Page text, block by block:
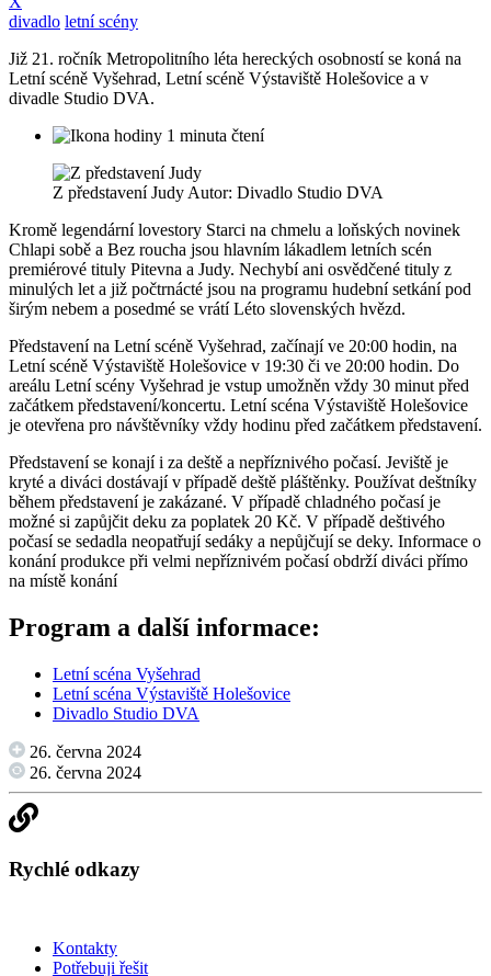
divadlo letní scény
Již 21. ročník Metropolitního léta hereckých osobností se koná na
Letní scéně Vyšehrad, Letní scéně Výstaviště Holešovice a v
divadle Studio DVA.
1 minuta čtení
Z představení Judy Autor: Divadlo Studio DVA
Kromě legendární lovestory Starci na chmelu a loňských novinek
Chlapi sobě a Bez roucha jsou hlavním lákadlem letních scén
premiérové tituly Pitevna a Judy. Nechybí ani osvědčené tituly z
minulých let a již počtrnácté jsou na programu hudební setkání pod
širým nebem a posedmé se vrátí Léto slovenských hvězd.
Představení na Letní scéně Vyšehrad, začínají ve 20:00 hodin, na
Letní scéně Výstaviště Holešovice v 19:30 či ve 20:00 hodin. Do
areálu Letní scény Vyšehrad je vstup umožněn vždy 30 minut před
začátkem představení/koncertu. Letní scéna Výstaviště Holešovice
je otevřena pro návštěvníky vždy hodinu před začátkem představení.
Představení se konají i za deště a nepříznivého počasí. Jeviště je
kryté a diváci dostávají v případě deště pláštěnky. Používat deštníky
během představení je zakázané. V případě chladného počasí je
možné si zapůjčit deku za poplatek 20 Kč. V případě deštivého
počasí se sedadla neopatřují sedáky a nepůjčují se deky. Informace o
konání produkce při velmi nepříznivém počasí obdrží diváci přímo
na místě konání
Program a další informace:
Letní scéna Vyšehrad
Letní scéna Výstaviště Holešovice
Divadlo Studio DVA
26. června 2024
26. června 2024
Rychlé odkazy
Kontakty
Potřebuji řešit